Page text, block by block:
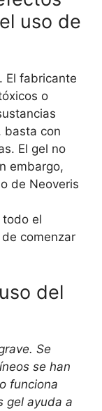
uso de
El fabricante
o
basta con
El gel no
embargo,
de Neoveris
el
comenzar
del
Se
se han
funciona
gel ayuda a